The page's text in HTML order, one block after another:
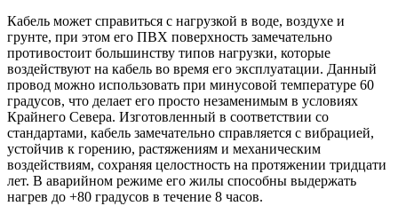
Кабель может справиться с нагрузкой в воде, воздухе и
грунте, при этом его ПВХ поверхность замечательно
противостоит большинству типов нагрузки, которые
воздействуют на кабель во время его эксплуатации. Данный
провод можно использовать при минусовой температуре 60
градусов, что делает его просто незаменимым в условиях
Крайнего Севера. Изготовленный в соответствии со
стандартами, кабель замечательно справляется с вибрацией,
устойчив к горению, растяжениям и механическим
воздействиям, сохраняя целостность на протяжении тридцати
лет. В аварийном режиме его жилы способны выдержать
нагрев до +80 градусов в течение 8 часов.